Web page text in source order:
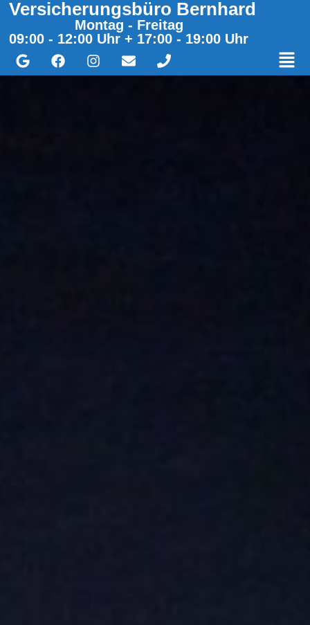
Versicherungsbüro Bernhard
Montag - Freitag
09:00 - 12:00 Uhr + 17:00 - 19:00 Uhr